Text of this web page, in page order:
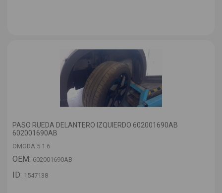
PASO RUEDA DELANTERO IZQUIERDO 602001690AB
602001690AB
OMODA 5 1.6
OEM: 602001690AB
ID: 1547138